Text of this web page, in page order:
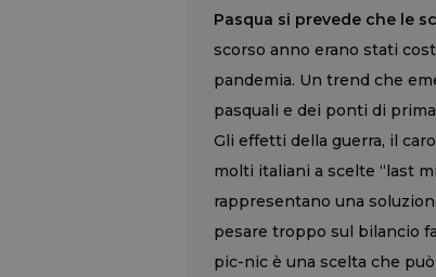
Pasqua si prevede che le
scorso anno erano stati
pandemia. Un trend che
pasquali e dei ponti di
Gli effetti della guerra, il
molti italiani a scelte “last
rappresentano una
pesare troppo sul bilancio
pic-nic è una scelta che